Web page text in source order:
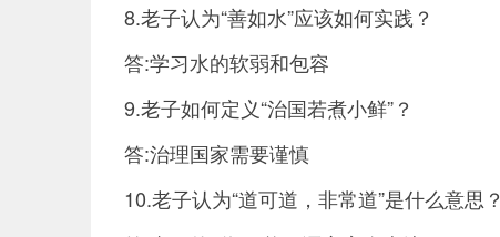
8.老子认为“善如水”应该如何实践？
答:学习水的软弱和包容
9.老子如何定义“治国若煮小鲜”？
答:治理国家需要谨慎
10.老子认为“道可道，非常道”是什么意思？